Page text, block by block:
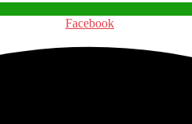
Facebook